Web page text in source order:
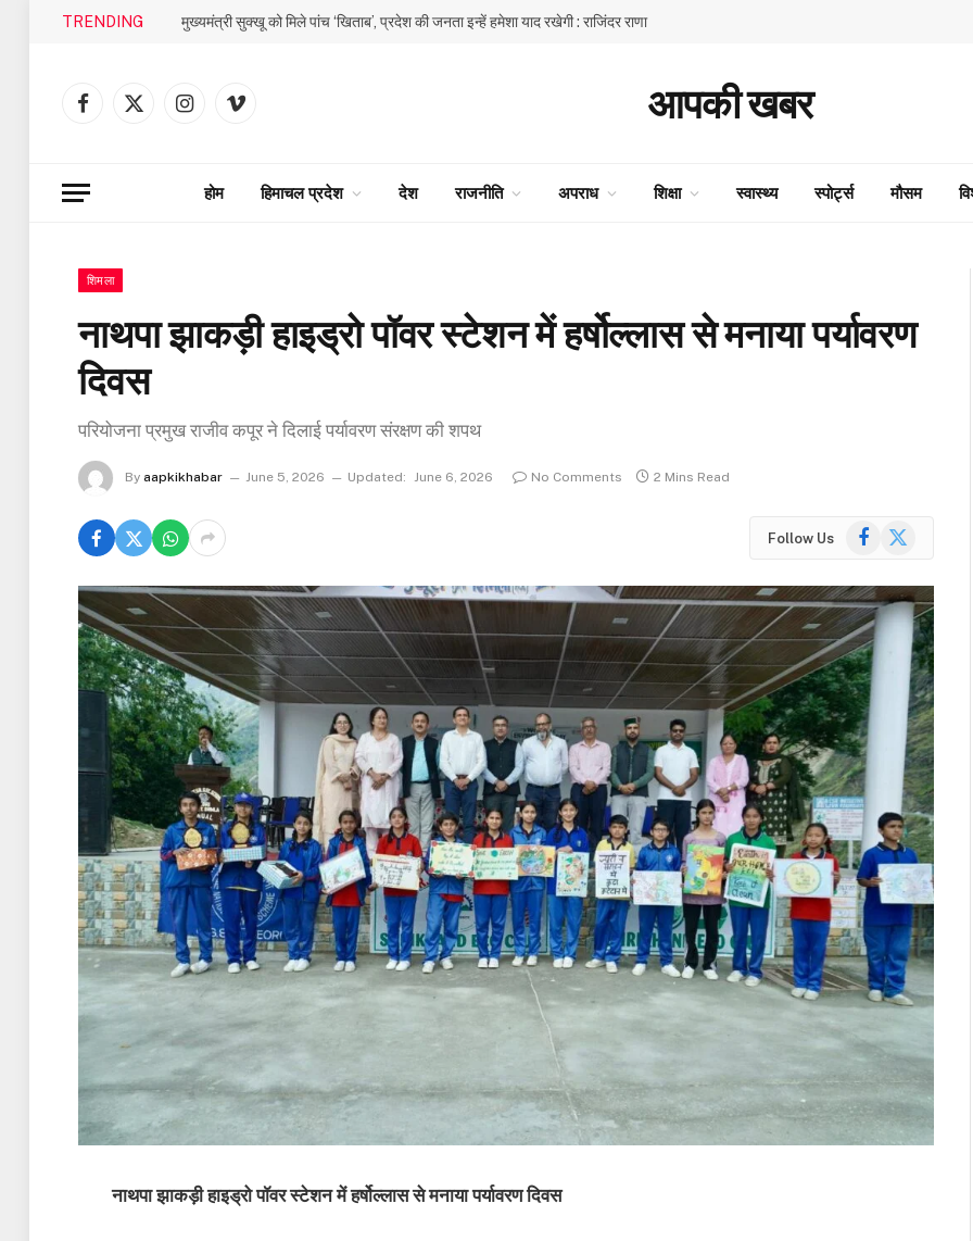
TRENDING मुख्यमंत्री सुक्खू को मिले पांच ‘खिताब’, प्रदेश की जनता इन्हें हमेशा याद रखेगी : राजिंदर राणा
Facebook
X
InstagramVimeo आपकी खबर
होम हिमाचल प्रदेश देश राजनीति अपराध शिक्षा स्वास्थ्य स्पोर्ट्स मौसम
शिमला
नाथपा झाकड़ी हाइड्रो पॉवर स्टेशन में हर्षोल्लास से मनाया पर्यावरण
दिवस
परियोजना प्रमुख राजीव कपूर ने दिलाई पर्यावरण संरक्षण की शपथ
By aapkikhabar June 5, 2026 Updated: June 6, 2026 No Comments 2 Mins Read
Follow Us Facebook
X
नाथपा झाकड़ी हाइड्रो पॉवर स्टेशन में हर्षोल्लास से मनाया पर्यावरण दिवस